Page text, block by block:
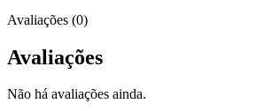
Avaliações (0)
Avaliações
Não há avaliações ainda.